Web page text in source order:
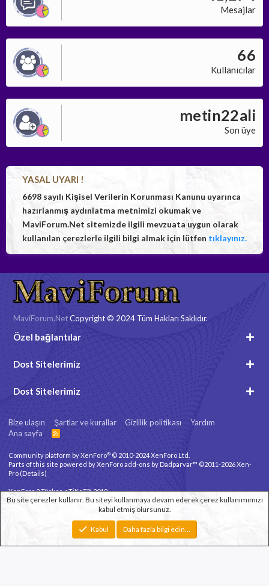
Mesajlar
66
Kullanıcılar
metin22ali
Son üye
YASAL UYARI !
6698 sayılı Kişisel Verilerin Korunması Kanunu uyarınca
hazırlanmış aydınlatma metnimizi okumak ve
MaviForum.Net sitemizde ilgili mevzuata uygun olarak
kullanılan çerezlerle ilgili bilgi almak için lütfen tıklayınız.
MaviForum.NetCopyright © 2024 Tüm Hakları Saklıdır.
Özel bağlantılar
Dost Sitelerimiz
Dost Sitelerimiz
Bize ulaşın Şartlar ve kurallar Gizlilik politikası
Yardım
Ana sayfa
R
Community platform by XenForo® © 2010-2024 XenForo Ltd.
Parts of this site powered byXenForo add-ons by Dadparvar™ ©2011-2026Xen-
Pro (Details)
XenForo 2 Türkçe eTiKeT™ 2019
© by ©XenTR
Toplam sorgu Toplam zaman
Bu site çerezler kullanır. Bu siteyi kullanmaya devam ederek çerez kullanımımızı
kabul etmiş olursunuz.
Kabul Daha fazla bilgi edin…